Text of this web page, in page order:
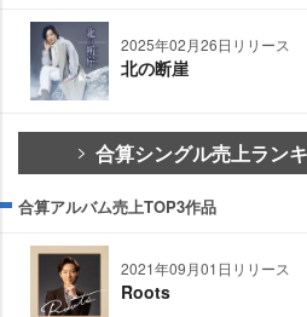
2025年02月26日リリース
北の断崖
合算シングル売上ラン
合算アルバム売上TOP3作品
2021年09月01日リリース
Roots